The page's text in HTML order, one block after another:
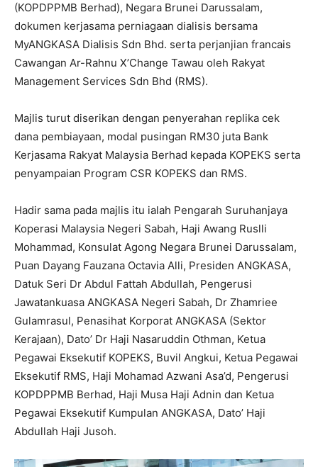
(KOPDPPMB Berhad), Negara Brunei Darussalam,
dokumen kerjasama perniagaan dialisis bersama
MyANGKASA Dialisis Sdn Bhd. serta perjanjian francais
Cawangan Ar-Rahnu X’Change Tawau oleh Rakyat
Management Services Sdn Bhd (RMS).
Majlis turut diserikan dengan penyerahan replika cek
dana pembiayaan, modal pusingan RM30 juta Bank
Kerjasama Rakyat Malaysia Berhad kepada KOPEKS serta
penyampaian Program CSR KOPEKS dan RMS.
Hadir sama pada majlis itu ialah Pengarah Suruhanjaya
Koperasi Malaysia Negeri Sabah, Haji Awang Ruslli
Mohammad, Konsulat Agong Negara Brunei Darussalam,
Puan Dayang Fauzana Octavia Alli, Presiden ANGKASA,
Datuk Seri Dr Abdul Fattah Abdullah, Pengerusi
Jawatankuasa ANGKASA Negeri Sabah, Dr Zhamriee
Gulamrasul, Penasihat Korporat ANGKASA (Sektor
Kerajaan), Dato’ Dr Haji Nasaruddin Othman, Ketua
Pegawai Eksekutif KOPEKS, Buvil Angkui, Ketua Pegawai
Eksekutif RMS, Haji Mohamad Azwani Asa’d, Pengerusi
KOPDPPMB Berhad, Haji Musa Haji Adnin dan Ketua
Pegawai Eksekutif Kumpulan ANGKASA, Dato’ Haji
Abdullah Haji Jusoh.